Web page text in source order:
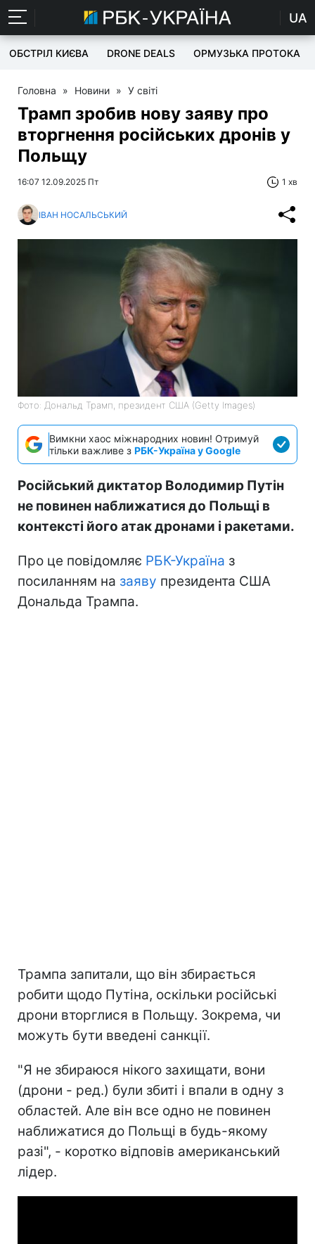
UA
ОБСТРІЛ КИЄВА DRONE DEALS ОРМУЗЬКА ПРОТОКА
Головна » Новини » У світі
Трамп зробив нову заяву про
вторгнення російських дронів у
Польщу
16:07 12.09.2025 Пт 1 хв
ІВАН НОСАЛЬСЬКИЙ
Фото: Дональд Трамп, президент США (Getty Images)
Вимкни хаос міжнародних новин! Отримуй
тільки важливе з РБК-Україна у Google
Російський диктатор Володимир Путін
не повинен наближатися до Польщі в
контексті його атак дронами і ракетами.
Про це повідомляє РБК-Україна з
посиланням на заяву президента США
Дональда Трампа.
Трампа запитали, що він збирається
робити щодо Путіна, оскільки російські
дрони вторглися в Польщу. Зокрема, чи
можуть бути введені санкції.
"Я не збираюся нікого захищати, вони
(дрони - ред.) були збиті і впали в одну з
областей. Але він все одно не повинен
наближатися до Польщі в будь-якому
разі", - коротко відповів американський
лідер.